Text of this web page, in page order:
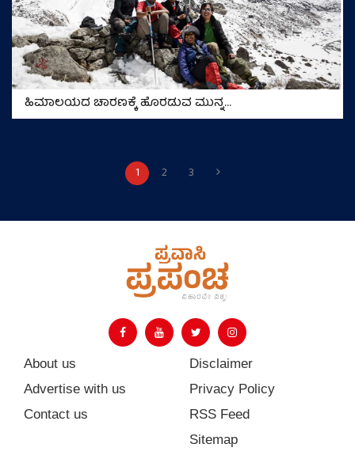
ಹಿಮಾಲಯದ ಚಾರಣಕ್ಕೆ ಹೊರಡುವ ಮುನ್ನ…
1 2 3
About us
Advertise with us
Contact us
Disclaimer
Privacy Policy
RSS Feed
Sitemap